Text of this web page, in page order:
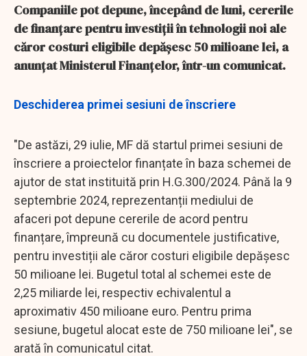
Companiile pot depune, începând de luni, cererile
de finanţare pentru investiţii în tehnologii noi ale
căror costuri eligibile depăşesc 50 milioane lei, a
anunţat Ministerul Finanţelor, într-un comunicat.
Deschiderea primei sesiuni de înscriere
"De astăzi, 29 iulie, MF dă startul primei sesiuni de
înscriere a proiectelor finanțate în baza schemei de
ajutor de stat instituită prin H.G.300/2024. Până la 9
septembrie 2024, reprezentanții mediului de
afaceri pot depune cererile de acord pentru
finanțare, împreună cu documentele justificative,
pentru investiții ale căror costuri eligibile depășesc
50 milioane lei. Bugetul total al schemei este de
2,25 miliarde lei, respectiv echivalentul a
aproximativ 450 milioane euro. Pentru prima
sesiune, bugetul alocat este de 750 milioane lei", se
arată în comunicatul citat.